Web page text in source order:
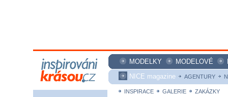
MODELKY MODELOVÉ
NICE magazine
AGENTURY
INSPIRACE GALERIE ZAKÁZKY